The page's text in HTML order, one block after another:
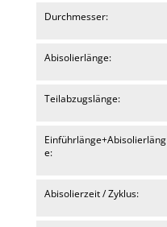
Durchmesser:
Abisolierlänge:
Teilabzugslänge:
Einführlänge+Abisolierläng
e:
Abisolierzeit / Zyklus: